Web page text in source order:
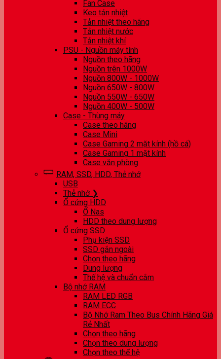
Fan Case
Keo tản nhiệt
Tản nhiệt theo hãng
Tản nhiệt nước
Tản nhiệt khí
PSU - Nguồn máy tính
Nguồn theo hãng
Nguồn trên 1000W
Nguồn 800W - 1000W
Nguồn 650W - 800W
Nguồn 550W - 650W
Nguồn 400W - 500W
Case - Thùng máy
Case theo hãng
Case Mini
Case Gaming 2 mặt kính (hồ cá)
Case Gaming 1 mặt kính
Case văn phòng
RAM, SSD, HDD, Thẻ nhớ
USB
Thẻ nhớ ❯
Ổ cứng HDD
Ổ Nas
HDD theo dung lượng
Ổ cứng SSD
Phụ kiện SSD
SSD gắn ngoài
Chọn theo hãng
Dung lượng
Thế hệ và chuẩn cắm
Bộ nhớ RAM
RAM LED RGB
RAM ECC
Bộ Nhớ Ram Theo Bus Chính Hãng Giá
Rẻ Nhất
Chọn theo hãng
Chọn theo dung lượng
Chọn theo thế hệ